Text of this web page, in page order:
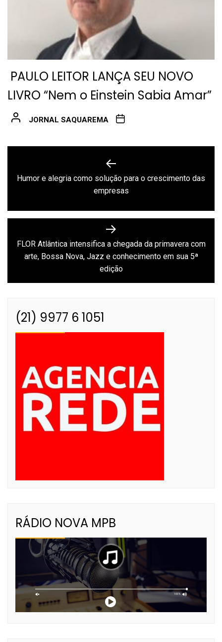
PAULO LEITOR LANÇA SEU NOVO
LIVRO “Nem o Einstein Sabia Amar”
JORNAL SAQUAREMA
de
Previous
post:
Humor e alegria como solução para o crescimento das
empresas
Next
post:
FLOR Atlântica intensifica a chegada da primavera com
arte, Bossa Nova, Jazz e conhecimento em sua 5ª
edição
(21) 9977 6 1051
RÁDIO NOVA MPB